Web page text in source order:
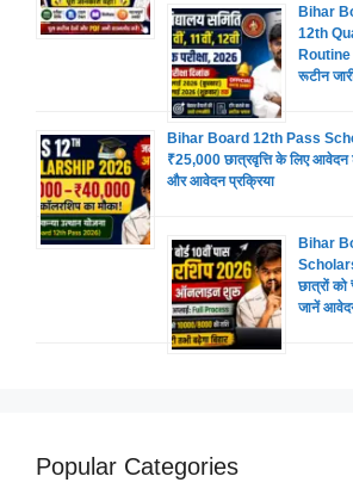
Bihar
12th
रूटीन
Bihar Board 12th Pass
₹25,000 छात्रवृत्ति के लिए आवेदन
और आवेदन प्रक्रिया
Bihar
छात्रों को
जानें
Popular Categories